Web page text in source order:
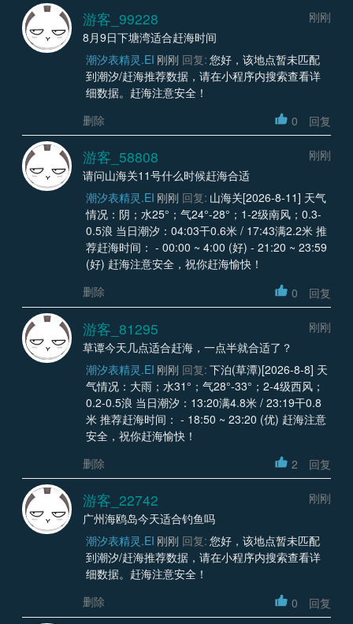
游客_99228
刚刚
8月9日下塘湾适合赶海时间
潮汐表精灵.EI 刚刚 回复: 您好，该地点暂未匹配
到潮汐/赶海推荐数据，请在小程序内搜索查看详
细数据。赶海注意安全！
删除
0 回复
游客_58808
刚刚
请问山海关11号什么时候赶海合适
潮汐表精灵.EI 刚刚 回复: 山海关[2026-8-11] 天气
情况：阴；水25°；气24°-28°；1-2级南风；0.3-
0.5浪 当日潮汐：04:03干0.6米 / 17:43满2.2米 推
荐赶海时间： - 00:00 ~ 4:00 (好) - 21:20 ~ 23:59
(好) 赶海注意安全，祝你赶海愉快！
删除
0 回复
游客_81295
刚刚
草谭今天几点适合赶海，一点半就合适了？
潮汐表精灵.EI 刚刚 回复: 下泊(草潭)[2026-8-8] 天
气情况：大雨；水31°；气28°-33°；2-4级西风；
0.2-0.5浪 当日潮汐：13:20满4.8米 / 23:19干0.8
米 推荐赶海时间： - 18:50 ~ 23:20 (优) 赶海注意
安全，祝你赶海愉快！
删除
2 回复
游客_22742
刚刚
广州海鸥岛今天适合钓鱼吗
潮汐表精灵.EI 刚刚 回复: 您好，该地点暂未匹配
到潮汐/赶海推荐数据，请在小程序内搜索查看详
细数据。赶海注意安全！
删除
0 回复